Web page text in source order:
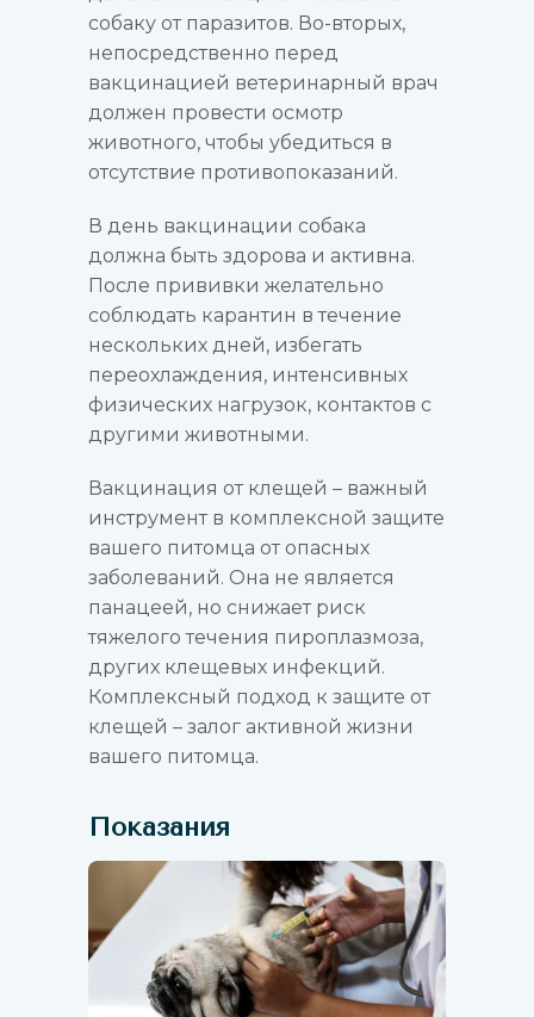
собаку от паразитов. Во-вторых,
непосредственно перед
вакцинацией ветеринарный врач
должен провести осмотр
животного, чтобы убедиться в
отсутствие противопоказаний.
В день вакцинации собака
должна быть здорова и активна.
После прививки желательно
соблюдать карантин в течение
нескольких дней, избегать
переохлаждения, интенсивных
физических нагрузок, контактов с
другими животными.
Вакцинация от клещей – важный
инструмент в комплексной защите
вашего питомца от опасных
заболеваний. Она не является
панацеей, но снижает риск
тяжелого течения пироплазмоза,
других клещевых инфекций.
Комплексный подход к защите от
клещей – залог активной жизни
вашего питомца.
Показания